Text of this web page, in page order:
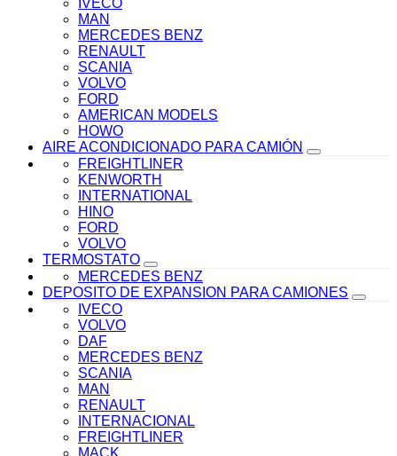
MAN
MERCEDES BENZ
RENAULT
SCANIA
VOLVO
FORD
AMERICAN MODELS
HOWO
AIRE ACONDICIONADO PARA CAMIÓN
FREIGHTLINER
KENWORTH
INTERNATIONAL
HINO
FORD
VOLVO
TERMOSTATO
MERCEDES BENZ
DEPOSITO DE EXPANSION PARA CAMIONES
IVECO
VOLVO
DAF
MERCEDES BENZ
SCANIA
MAN
RENAULT
INTERNACIONAL
FREIGHTLINER
MACK